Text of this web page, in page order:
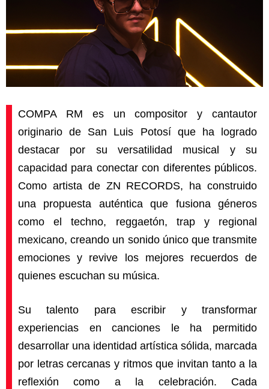
COMPA RM es un compositor y cantautor
originario de San Luis Potosí que ha logrado
destacar por su versatilidad musical y su
capacidad para conectar con diferentes públicos.
Como artista de ZN RECORDS, ha construido
una propuesta auténtica que fusiona géneros
como el techno, reggaetón, trap y regional
mexicano, creando un sonido único que transmite
emociones y revive los mejores recuerdos de
quienes escuchan su música.
Su talento para escribir y transformar
experiencias en canciones le ha permitido
desarrollar una identidad artística sólida, marcada
por letras cercanas y ritmos que invitan tanto a la
reflexión como a la celebración. Cada